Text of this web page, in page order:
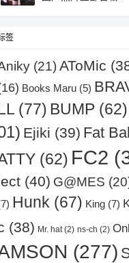
签
(21) AToMic
Books Maru(5)
(77) BUMP (62)
Ejiki (39) Fat
(62) FC2
(40) G@MES
Hunk (67) King(7)
(38) Mr. hat(2) ns-ch (2)
(277)